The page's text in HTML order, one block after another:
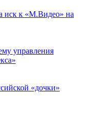
иск к «М.Видео» на
управления
«дочки»